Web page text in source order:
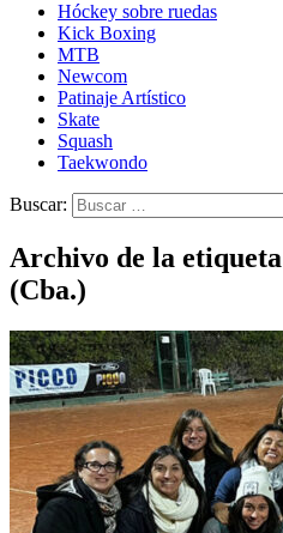
Hóckey sobre ruedas
Kick Boxing
MTB
Newcom
Patinaje Artístico
Skate
Squash
Taekwondo
Buscar:
Archivo de la
(Cba.)